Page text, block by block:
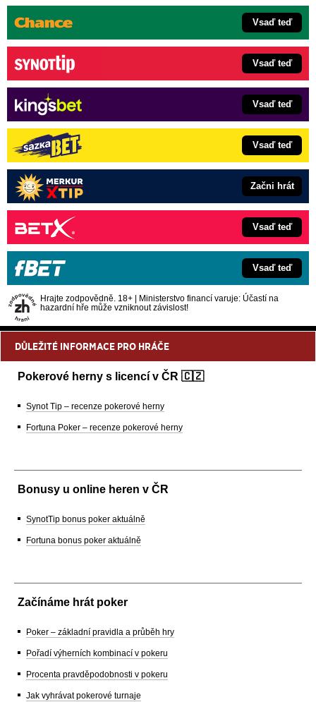
Vsaď teď
Vsaď teď
Vsaď teď
Vsaď teď
Začni hrát
Vsaď teď
Vsaď teď
Hrajte zodpovědně. 18+ | Ministerstvo financí varuje: Účastí na
hazardní hře může vzniknout závislost!
DŮLEŽITÉ INFORMACE PRO HRÁČE
Pokerové herny s licencí v ČR 🇨🇿
Synot Tip – recenze pokerové herny
Fortuna Poker – recenze pokerové herny
Bonusy u online heren v ČR
SynotTip bonus poker aktuálně
Fortuna bonus poker aktuálně
Začínáme hrát poker
Poker – základní pravidla a průběh hry
Pořadí výherních kombinací v pokeru
Procenta pravděpodobnosti v pokeru
Jak vyhrávat pokerové turnaje